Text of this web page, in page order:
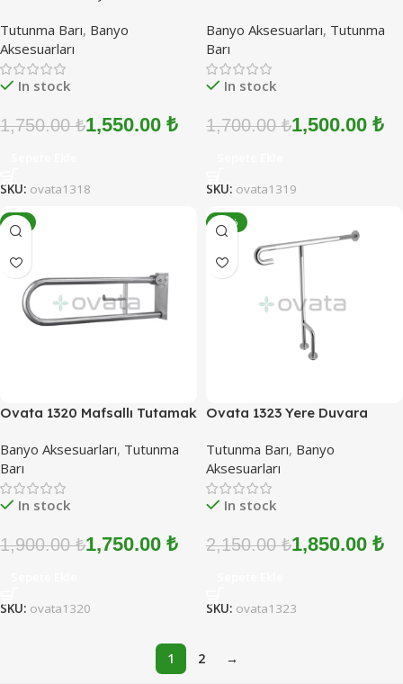
Tutunma Barı, Banyo
Aksesuarları
In stock
1,750.00₺1,550.00 ₺
SKU: ovata1318
Banyo Aksesuarları, Tutunma
Barı
In stock
1,700.00₺1,500.00 ₺
SKU: ovata1319
-8%
Ovata 1320 Mafsallı Tutamak
Banyo Aksesuarları, Tutunma
Barı
In stock
1,900.00₺1,750.00 ₺
SKU: ovata1320
-14%
Ovata 1323 Yere Duvara
(Paslanmaz Çelik)
Tutunma Barı, Banyo
Aksesuarları
In stock
2,150.00₺1,850.00 ₺
SKU: ovata1323
1 2 →